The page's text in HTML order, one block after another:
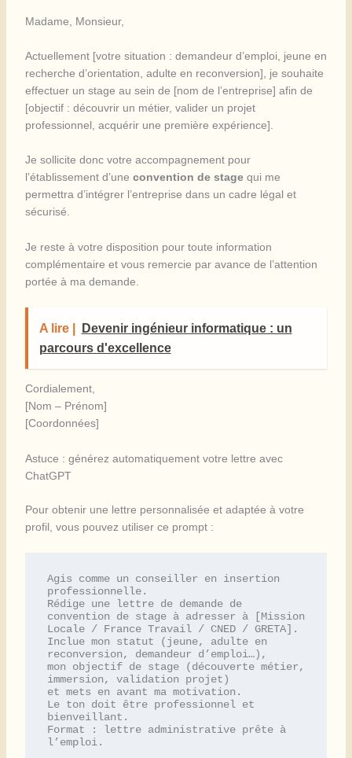
Madame, Monsieur,
Actuellement [votre situation : demandeur d’emploi, jeune en
recherche d’orientation, adulte en reconversion], je souhaite
effectuer un stage au sein de [nom de l’entreprise] afin de
[objectif : découvrir un métier, valider un projet
professionnel, acquérir une première expérience].
Je sollicite donc votre accompagnement pour
l’établissement d’une convention de stagequi me
permettra d’intégrer l’entreprise dans un cadre légal et
sécurisé.
Je reste à votre disposition pour toute information
complémentaire et vous remercie par avance de l’attention
portée à ma demande.
A lire |
Devenir ingénieur informatique : un
parcours d'excellence
Cordialement,
[Nom – Prénom]
[Coordonnées]
Astuce : générez automatiquement votre lettre avec
ChatGPT
Pour obtenir une lettre personnalisée et adaptée à votre
profil, vous pouvez utiliser ce prompt :
Agis comme un conseiller en insertion
professionnelle.
Rédige une lettre de demande de
convention de stage à adresser à [Mission
Locale / France Travail / CNED / GRETA].
Inclue mon statut (jeune, adulte en
reconversion, demandeur d’emploi…),
mon objectif de stage (découverte métier,
immersion, validation projet)
et mets en avant ma motivation.
Le ton doit être professionnel et
bienveillant.
Format : lettre administrative prête à